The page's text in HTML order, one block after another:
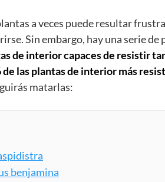
a veces puede resultar
Sin embargo, hay una serie
de interior capaces de resistir
de las plantas de interior más
matarlas:
benjamina